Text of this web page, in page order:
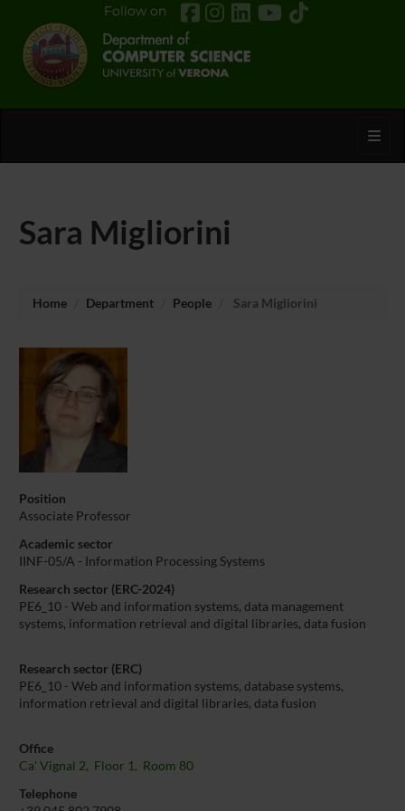
Follow on
Sara Migliorini
Home Department People Sara Migliorini
Position
Associate Professor
Academic sector
IINF-05/A - Information Processing Systems
Research sector (ERC-2024)
PE6_10 - Web and information systems, data management
systems, information retrieval and digital libraries, data fusion
Research sector (ERC)
PE6_10 - Web and information systems, database systems,
information retrieval and digital libraries, data fusion
Office
Ca' Vignal 2, Floor 1, Room 80
Telephone